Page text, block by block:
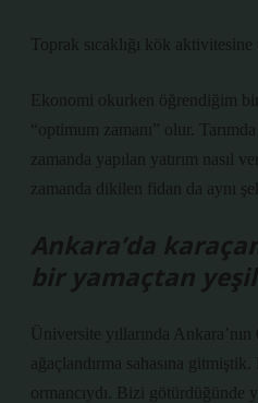
Toprak sıcaklığı kök aktivitesine
Ekonomi okurken öğrendiğim bir
“optimum zamanı” olur.
zamanda yapılan yatırım nasıl
zamanda dikilen fidan da aynı
Ankara’da
bir yamaçtan
Üniversite yıllarında Ankara’nın
ağaçlandırma sahasına gitmiştik.
ormancıydı. Bizi götürdüğünde